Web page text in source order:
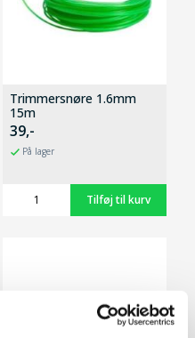
Trimmersnøre 1.6mm
15m
39,-
På lager